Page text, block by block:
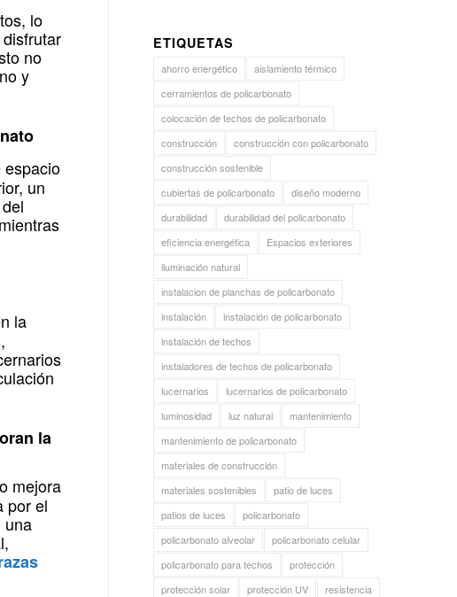
lo
no
y
espacio
un
la
la
mejora
por el
una
ETIQUETAS
ahorro energético
aislamiento térmico
cerramientos de policarbonato
colocación de techos de policarbonato
construcción
construcción con policarbonato
construcción sostenible
cubiertas de policarbonato
diseño moderno
durabilidad
durabilidad del policarbonato
eficiencia energética
Espacios exteriores
iluminación natural
instalacion de planchas de policarbonato
instalación
instalación de policarbonato
instalación de techos
instaladores de techos de policarbonato
lucernarios
lucernarios de policarbonato
luminosidad
luz natural
mantenimiento
mantenimiento de policarbonato
materiales de construcción
materiales sostenibles
patio de luces
patios de luces
policarbonato
policarbonato alveolar
policarbonato celular
policarbonato para techos
protección
protección solar
protección UV
resistencia